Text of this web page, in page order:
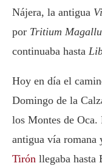
Nájera, la antigua
por Tritium
continuaba hasta
Hoy en día el
Domingo de la
los Montes de Oca.
antigua vía romana
Tirón llegaba hasta